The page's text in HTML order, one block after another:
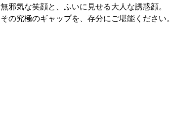
無邪気な笑顔と、ふいに見せる大人な誘惑顔。
その究極のギャップを、存分にご堪能ください。